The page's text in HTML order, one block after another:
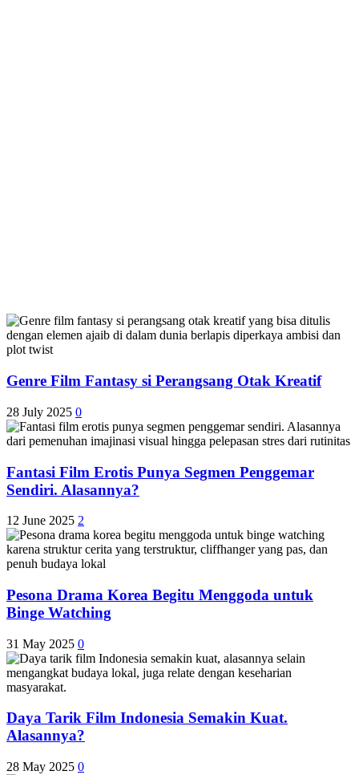
Genre Film Fantasy si Perangsang Otak Kreatif
28 July 2025 0
Fantasi Film Erotis Punya Segmen Penggemar
Sendiri. Alasannya?
12 June 2025 2
Pesona Drama Korea Begitu Menggoda untuk
Binge Watching
31 May 2025 0
Daya Tarik Film Indonesia Semakin Kuat.
Alasannya?
28 May 2025 0